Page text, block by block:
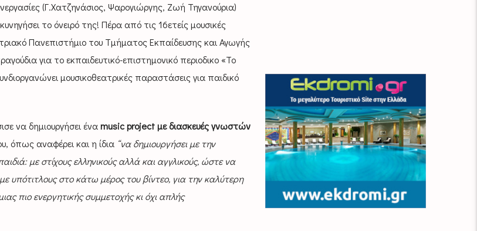
(Γ.Χατζηνάσιος, Ψαρογιώργης, Ζωή Τηγανούρια)
το όνειρό της! Πέρα από τις 16ετείς μουσικές
Πανεπιστήμιο του Τμήματος Εκπαίδευσης και Αγωγής
για το εκπαιδευτικό-επιστημονικό περιοδικο «Το
μουσικοθεατρικές παραστάσεις για παιδικό
να δημιουργήσει έναmusic project με διασκευές γνωστών
όπως αναφέρει και η ίδια “να δημιουργήσει με την
με στίχους ελληνικούς αλλά και αγγλικούς, ώστε να
υπότιτλους στο κάτω μέρος του βίντεο, για την καλύτερη
πιο ενεργητικής συμμετοχής κι όχι απλής